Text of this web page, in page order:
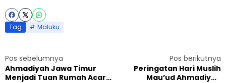
Tag Maluku
Pos sebelumnya
Ahmadiyah Jawa Timur
Menjadi Tuan Rumah Acara
Pos berikutnya
Peringatan Hari Muslih
Mau’ud Ahmadiyah